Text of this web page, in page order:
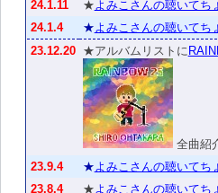
24.1.11 ★よみこさんの聴いてち
24.1.4
★よみこさんの聴いてち
23.12.20
★アルバムリストに
全曲紹
23.9.4
★よみこさんの聴いてち
23.8.4
★よみこさんの聴いてち